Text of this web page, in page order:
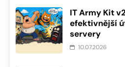
IT Army Kit
efektivnější
servery
10.07.2026